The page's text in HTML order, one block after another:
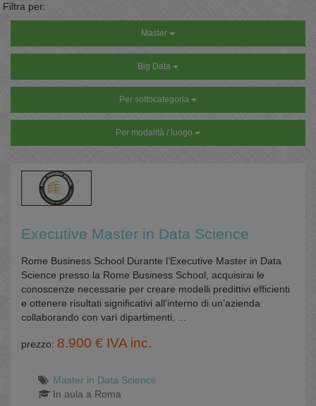
Filtra per:
Master
Big Data
Per sottocategoria
Per modalità / luogo
Executive Master in Data Science
Rome Business School Durante l’Executive Master in Data
Science presso la Rome Business School, acquisirai le
conoscenze necessarie per creare modelli predittivi efficienti
e ottenere risultati significativi all’interno di un’azienda
collaborando con vari dipartimenti. ...
prezzo: 8.900 € IVA inc.
Master in Data Science
In aula a Roma